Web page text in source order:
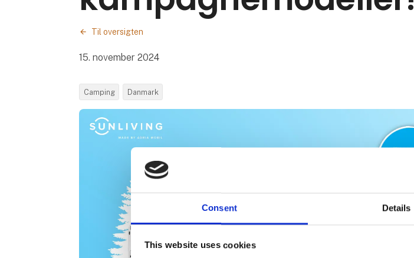
Consent Details
This website uses cookies
Til oversigten
15. november 2024
Camping Danmark